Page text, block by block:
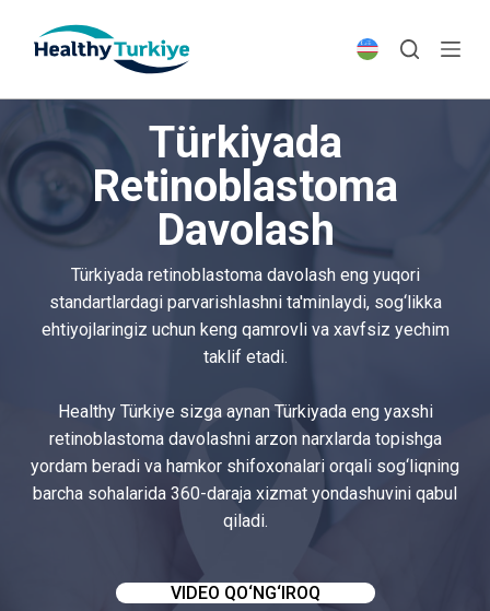
p
o
o
Türkiyada
Retinoblastoma
Davolash
Türkiyada retinoblastoma davolash eng yuqori
standartlardagi parvarishlashni ta'minlaydi, sog‘likka
ehtiyojlaringiz uchun keng qamrovli va xavfsiz yechim
taklif etadi.
Healthy Türkiye sizga aynan Türkiyada eng yaxshi
retinoblastoma davolashni arzon narxlarda topishga
yordam beradi va hamkor shifoxonalari orqali sog‘liqning
barcha sohalarida 360-daraja xizmat yondashuvini qabul
qiladi.
VIDEO QO‘NG‘IROQ